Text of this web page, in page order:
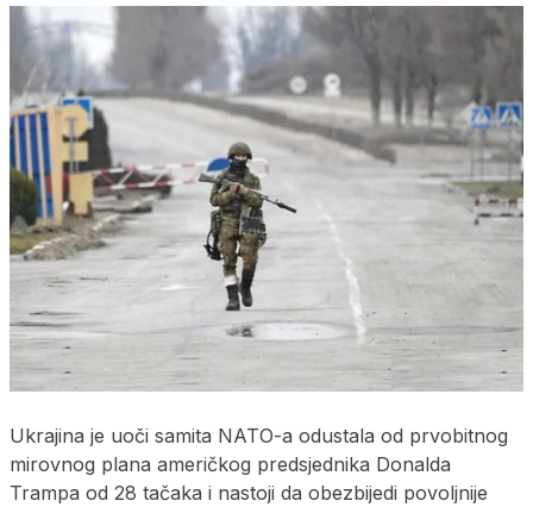
Ukrajina je uoči samita NATO-a odustala od prvobitnog
mirovnog plana američkog predsjednika Donalda
Trampa od 28 tačaka i nastoji da obezbijedi povoljnije